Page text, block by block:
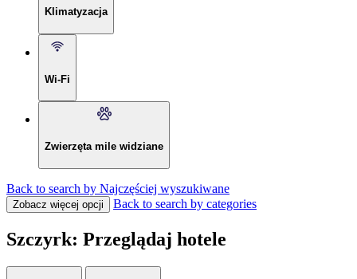
Klimatyzacja
Wi-Fi
Zwierzęta mile widziane
Back to search by Najczęściej wyszukiwane
Zobacz więcej opcji Back to search by categories
Szczyrk: Przeglądaj hotele